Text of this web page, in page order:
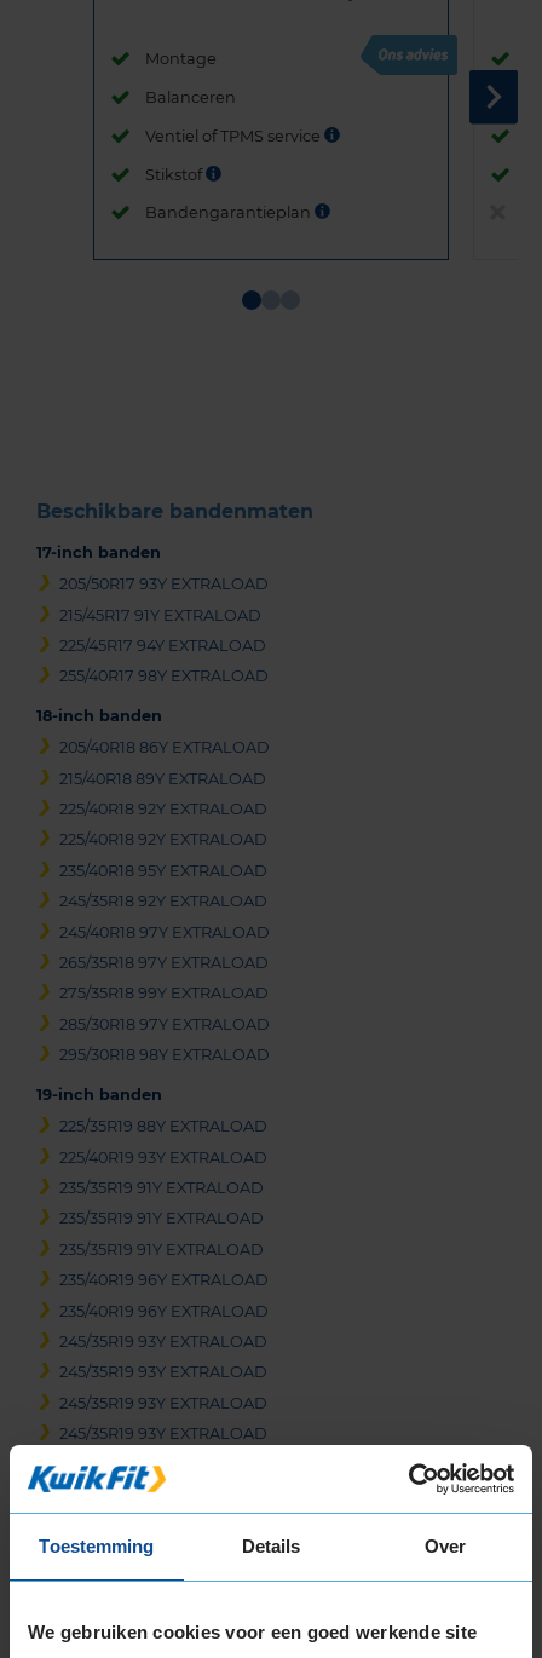
Toestemming Details Over
We gebruiken cookies voor een goed werkende site
Montage
Balanceren
Ventiel of TPMS service
Stikstof
Bandengarantieplan
Beschikbare bandenmaten
17-inch banden
205/50R17 93Y EXTRALOAD
215/45R17 91Y EXTRALOAD
225/45R17 94Y EXTRALOAD
255/40R17 98Y EXTRALOAD
18-inch banden
205/40R18 86Y EXTRALOAD
215/40R18 89Y EXTRALOAD
225/40R18 92Y EXTRALOAD
225/40R18 92Y EXTRALOAD
235/40R18 95Y EXTRALOAD
245/35R18 92Y EXTRALOAD
245/40R18 97Y EXTRALOAD
265/35R18 97Y EXTRALOAD
275/35R18 99Y EXTRALOAD
285/30R18 97Y EXTRALOAD
295/30R18 98Y EXTRALOAD
19-inch banden
225/35R19 88Y EXTRALOAD
225/40R19 93Y EXTRALOAD
235/35R19 91Y EXTRALOAD
235/35R19 91Y EXTRALOAD
235/35R19 91Y EXTRALOAD
235/40R19 96Y EXTRALOAD
235/40R19 96Y EXTRALOAD
245/35R19 93Y EXTRALOAD
245/35R19 93Y EXTRALOAD
245/35R19 93Y EXTRALOAD
245/35R19 93Y EXTRALOAD
245/40R19 98Y EXTRALOAD
255/30R19 91Y EXTRALOAD
255/35R19 96Y EXTRALOAD
255/35R19 96Y EXTRALOAD